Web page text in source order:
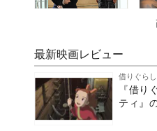
最新映画レビュー
借りぐら
『借り
ティ』